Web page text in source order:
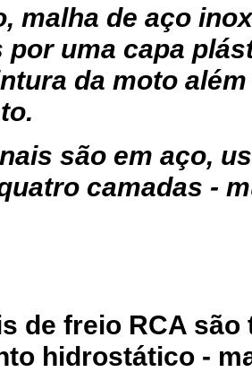
malha de aço
uma capa
da moto
são em aço,
camadas -
de freio RCA são
hidrostático -